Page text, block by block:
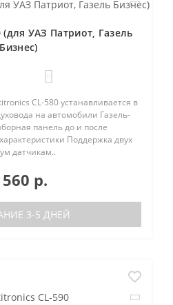
УАЗ Патриот, Газель
Бизнес)
CL-580 устанавливается в
на автомобили Газель-
панель до и после
Поддержка двух
датчикам..
р.
3-5 ДНЕЙ